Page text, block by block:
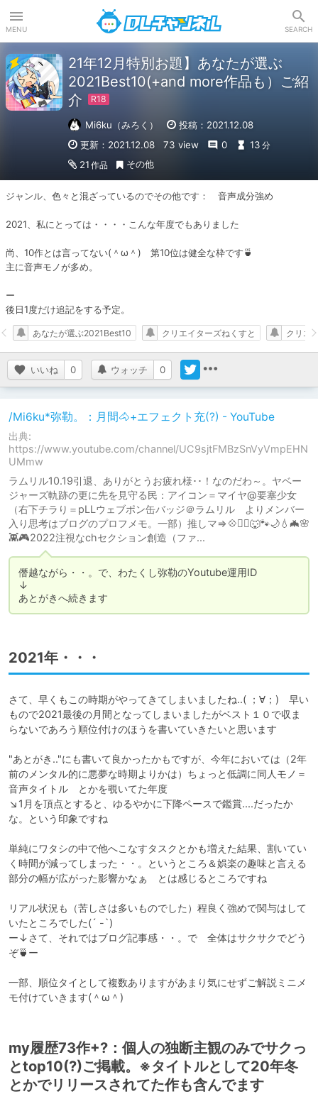
MENU SEARCH
21年12月特別お題】あなたが選ぶ
2021Best10(+and more作品も）ご紹
介
Mi6ku（みろく）
投稿：2021.12.08
更新：2021.12.08
73 view 0 13 分
21 作品 その他
ジャンル、色々と混ざっているのでその他です：　音声成分強め
2021、私にとっては・・・・こんな年度でもありました
尚、10作とは言ってない(＾ω＾)　第10位は健全な枠です🍵
主に音声モノが多め。
ー
後日1度だけ追記をする予定。
いいね 0 ウォッチ 0
あなたが選ぶ2021Best10 クリエイターズねくすと クリエ
/Mi6ku*弥勒。：月間🐴+エフェクト充(?) - YouTube
出典:
https://www.youtube.com/channel/UC9sjtFMBzSnVyVmpEHN
UMmw
ラムリル10.19引退、ありがとうお疲れ様･･！なのだわ～。ヤベー
ジャーズ軌跡の更に先を見守る民：アイコン＝マイヤ@要塞少女
（右下チラり＝pLLウェブポン缶バッジ＠ラムリル よりメンバー
入り思考はブログのプロフメモ。一部）推しマ⇒💠🧚‍♂️🐺🐾🌙💧🦇🌸
👾🎮2022注視なchセクション創造（ファ...
僭越ながら・・。で、わたくし弥勒のYoutube運用ID
↓
あとがきへ続きます
2021年・・・
さて、早くもこの時期がやってきてしまいましたね..( ；∀；)　早い
もので2021最後の月間となってしまいましたがベスト１０で収ま
らないであろう順位付けのほうを書いていきたいと思います
"あとがき.."にも書いて良かったかもですが、今年においては（2年
前のメンタル的に悪夢な時期よりかは）ちょっと低調に同人モノ＝
音声タイトル　とかを覗いてた年度
↘1月を頂点とすると、ゆるやかに下降ペースで鑑賞....だったか
な。という印象ですね
単純にワタシの中で他へこなすタスクとかも増えた結果、割いてい
く時間が減ってしまった・・。というところ＆娯楽の趣味と言える
部分の幅が広がった影響かなぁ　とは感じるところですね
リアル状況も（苦しさは多いものでした）程良く強めで関与はして
いたところでした(´ -`)
ー↓さて、それではブログ記事感・・。で　全体はサクサクでどう
ぞ🍵ー
一部、順位タイとして複数ありますがあまり気にせずご解説ミニメ
モ付けていきます(＾ω＾)
my履歴73作+?：個人の独断主観のみでサクっ
とtop10(?)ご掲載。※タイトルとして20年冬
とかでリリースされてた作も含んでます